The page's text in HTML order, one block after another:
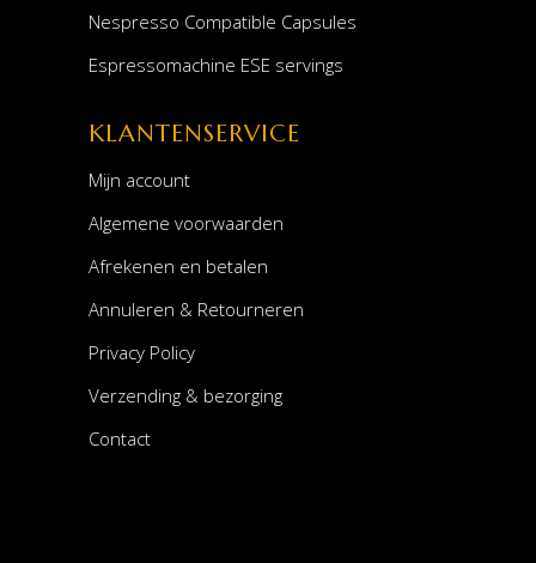
Nespresso Compatible Capsules
Espressomachine ESE servings
KLANTENSERVICE
Mijn account
Algemene voorwaarden
Afrekenen en betalen
Annuleren & Retourneren
Privacy Policy
Verzending & bezorging
Contact